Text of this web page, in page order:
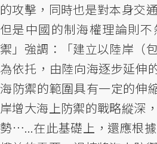
的攻擊，同時也是對本身交
但是中國的制海權理論則
禦」強調：「建立以陸岸（
為依托，由陸向海逐步延伸
海防禦的範圍具有一定的伸
岸增大海上防禦的戰略縱深
勢…...在此基礎上，還應根